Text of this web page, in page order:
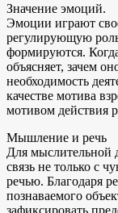
Значение эмоций.
Эмоции играют
регулирующую
формируются.
объясняет, зачем
необходимость
качестве мотива
мотивом действия
Мышление и речь
Для мыслительной
связь не только с
речью. Благодаря
познаваемого
зафиксировать